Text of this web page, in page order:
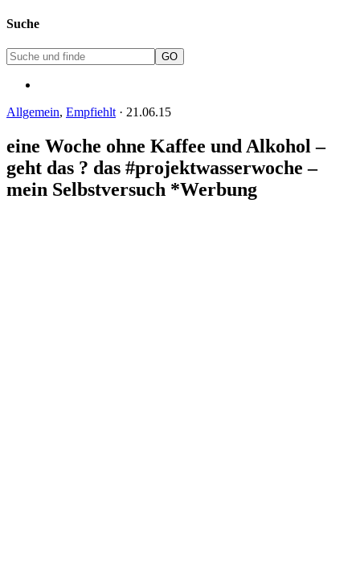
Suche
Allgemein, Empfiehlt · 21.06.15
eine Woche ohne Kaffee und Alkohol –
geht das ? das #projektwasserwoche –
mein Selbstversuch *Werbung